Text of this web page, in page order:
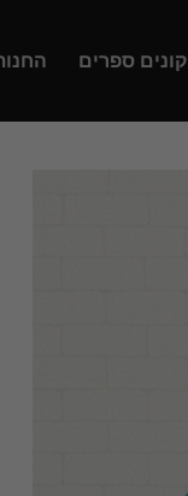
קונים ספרים